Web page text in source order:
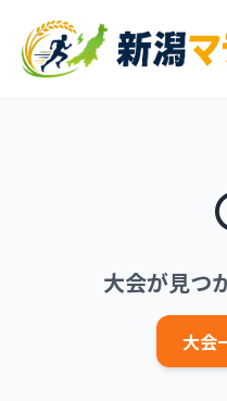
大会が見つ
大会